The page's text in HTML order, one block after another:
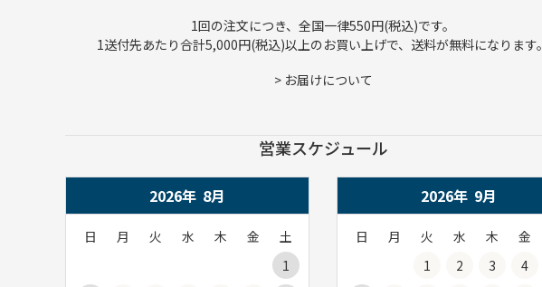
1回の注文につき、全国一律550円(税込)です。
1送付先あたり合計5,000円(税込)以上のお買い上げで、送料が無料になります。
> お届けについて
営業スケジュール
2026年 8月
日 月 火 水 木 金
土
1
2026年 9月
日 月 火 水 木 金
1
2 3 4